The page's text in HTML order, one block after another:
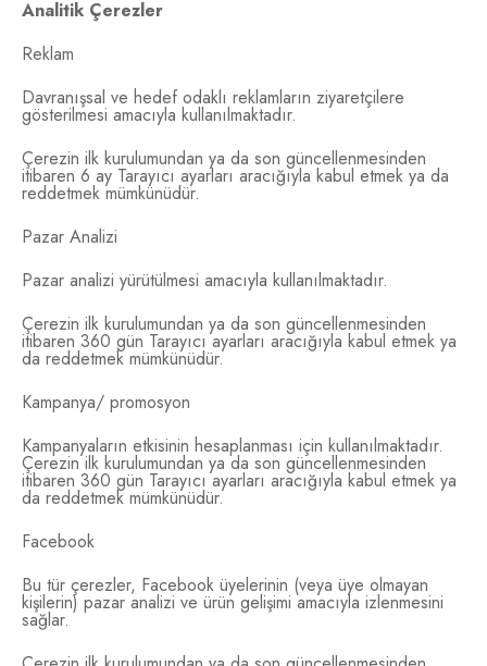
Analitik Çerezler
Reklam
Davranışsal ve hedef odaklı reklamların ziyaretçilere
gösterilmesi amacıyla kullanılmaktadır.
Çerezin ilk kurulumundan ya da son güncellenmesinden
itibaren 6 ay Tarayıcı ayarları aracığıyla kabul etmek ya da
reddetmek mümkünüdür.
Pazar Analizi
Pazar analizi yürütülmesi amacıyla kullanılmaktadır.
Çerezin ilk kurulumundan ya da son güncellenmesinden
itibaren 360 gün Tarayıcı ayarları aracığıyla kabul etmek ya
da reddetmek mümkünüdür.
Kampanya/ promosyon
Kampanyaların etkisinin hesaplanması için kullanılmaktadır.
Çerezin ilk kurulumundan ya da son güncellenmesinden
itibaren 360 gün Tarayıcı ayarları aracığıyla kabul etmek ya
da reddetmek mümkünüdür.
Facebook
Bu tür çerezler, Facebook üyelerinin (veya üye olmayan
kişilerin) pazar analizi ve ürün gelişimi amacıyla izlenmesini
sağlar.